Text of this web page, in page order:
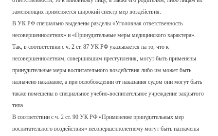
заменяющих применяется широкий спектр мер воздействия.
В УК РФ специально выделены разделы «Уголовная ответственность
несовершеннолетних» и «Принудительные меры медицинского характера».
Так, в соответствии с ч. 2 ст. 87 УК РФ указывается на то, что к
несовершеннолетним, совершившим преступления, могут быть применены
принудительные меры воспитательного воздействия либо им может быть
назначено наказание, а при освобождении от наказания судом они могут быть
также помещены в специальное учебно-воспитательное учреждение закрытого
типа.
В соответствии с ч. 2 ст. 90 УК РФ «Применение принудительных мер
воспитательного воздействия» несовершеннолетнему могут быть назначены